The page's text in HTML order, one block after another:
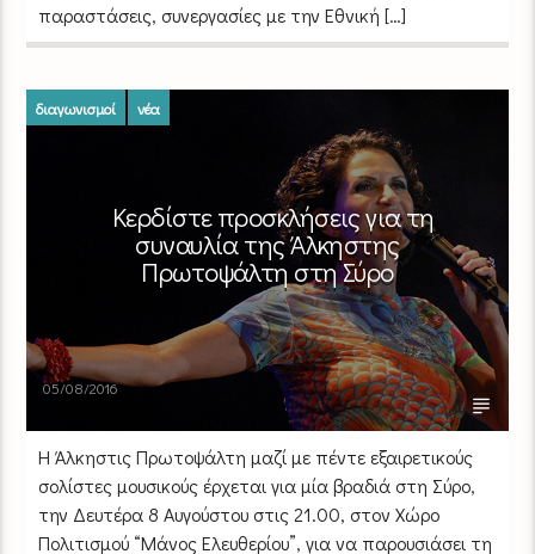
παραστάσεις, συνεργασίες με την Εθνική […]
διαγωνισμοί νέα
Κερδίστε προσκλήσεις για τη
συναυλία της Άλκηστης
Πρωτοψάλτη στη Σύρο
05/08/2016
Η Άλκηστις Πρωτοψάλτη μαζί με πέντε εξαιρετικούς
σολίστες μουσικούς έρχεται για μία βραδιά στη Σύρο,
την Δευτέρα 8 Αυγούστου στις 21.00, στον Χώρο
Πολιτισμού “Μάνος Ελευθερίου”, για να παρουσιάσει τη